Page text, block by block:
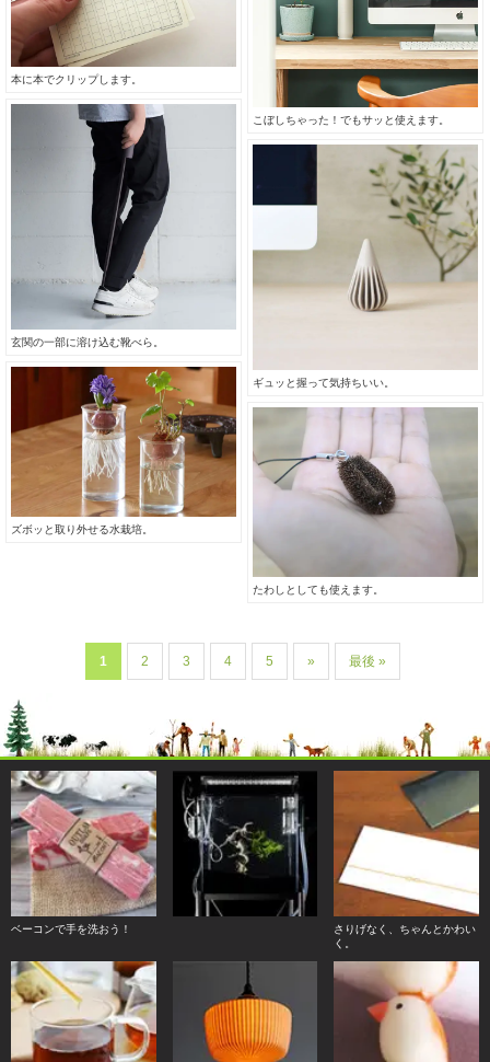
こぼしちゃった！でもサッと使えます。
本に本でクリップします。
玄関の一部に溶け込む靴べら。
ギュッと握って気持ちいい。
ズボッと取り外せる水栽培。
たわしとしても使えます。
1 2 3 4 5 » 最後 »
ベーコンで手を洗おう！
さりげなく、ちゃんとかわい
く。